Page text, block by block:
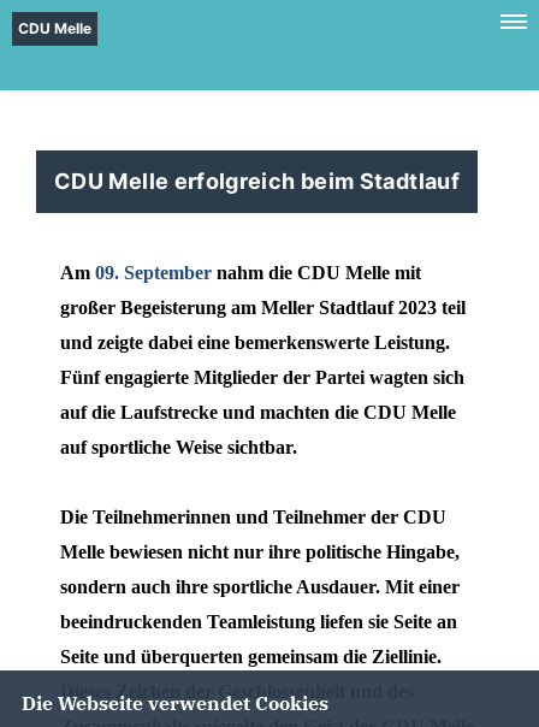
CDU Melle
CDU Melle erfolgreich beim Stadtlauf
Am 09. September nahm die CDU Melle mit
großer Begeisterung am Meller Stadtlauf 2023 teil
und zeigte dabei eine bemerkenswerte Leistung.
Fünf engagierte Mitglieder der Partei wagten sich
auf die Laufstrecke und machten die CDU Melle
auf sportliche Weise sichtbar.
Die Teilnehmerinnen und Teilnehmer der CDU
Melle bewiesen nicht nur ihre politische Hingabe,
sondern auch ihre sportliche Ausdauer. Mit einer
beeindruckenden Teamleistung liefen sie Seite an
Seite und überquerten gemeinsam die Ziellinie.
Dieses Zeichen der Geschlossenheit und des
Die Webseite verwendet Cookies